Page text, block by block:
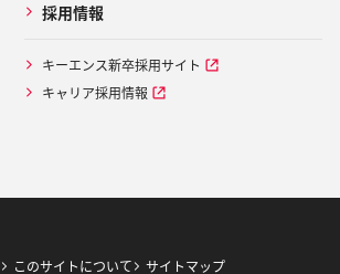
採用情報
キーエンス新卒採用サイト
キャリア採用情報
このサイトについて サイトマップ